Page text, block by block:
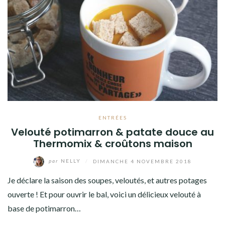
ENTRÉES
Velouté potimarron & patate douce au
Thermomix & croûtons maison
par NELLY DIMANCHE 4 NOVEMBRE 2018
Je déclare la saison des soupes, veloutés, et autres potages
ouverte ! Et pour ouvrir le bal, voici un délicieux velouté à
base de potimarron…
Facebook
TwitterInstagramPinterest